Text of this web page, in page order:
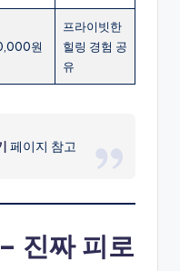
원
프라이빗한
힐링 경험 공
유
페이지 참고
진짜 피로